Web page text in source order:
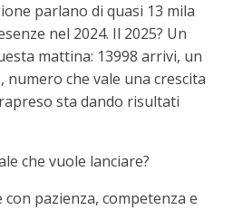
parlano di quasi 13 mila
nel 2024. Il 2025? Un
mattina: 13998 arrivi, un
numero che vale una crescita
sta dando risultati
che vuole lanciare?
pazienza, competenza e